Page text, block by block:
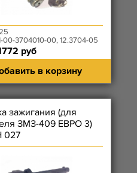
00-3704010-00, 12.3704-05
руб
в корзину
зажигания (для
ЗМЗ-409 ЕВРО 3)
027